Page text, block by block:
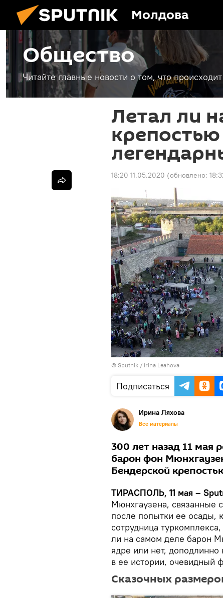
Молдова
Общество
Читайте главные новости о том, что
Летал ли
18:20 11.05.2020 (обновлено:
© Sputnik / Irina Leahova
Подписаться
Ирина Ляхова
Все материалы
300 лет назад 11 мая
барон фон
Бендерской
ТИРАСПОЛЬ, 11 мая –
Мюнхгаузена, связанные
после попытки ее осады,
сотрудница
ли на самом деле барон
ядре или нет, доподлинно
в ее истории, очевидный
Сказочных